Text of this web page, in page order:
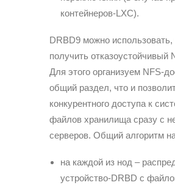
контейнеров-LXC).
DRBD9 можно
получить отказоустойчивый
Для этого организуем NFS-
общий раздел, что и
конкурентного доступа к
файлов хранилища сразу с
серверов. Общий алгоритм
на каждой из нод –
устройство-DRBD с